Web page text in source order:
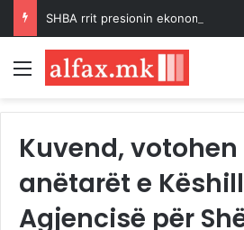
Menu
Kuvend,
anëtarët e
Agjencisë për